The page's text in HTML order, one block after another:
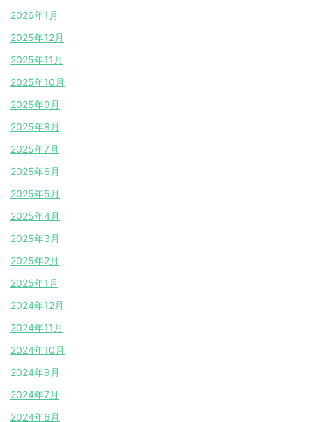
2026年1月
2025年12月
2025年11月
2025年10月
2025年9月
2025年8月
2025年7月
2025年6月
2025年5月
2025年4月
2025年3月
2025年2月
2025年1月
2024年12月
2024年11月
2024年10月
2024年9月
2024年7月
2024年6月